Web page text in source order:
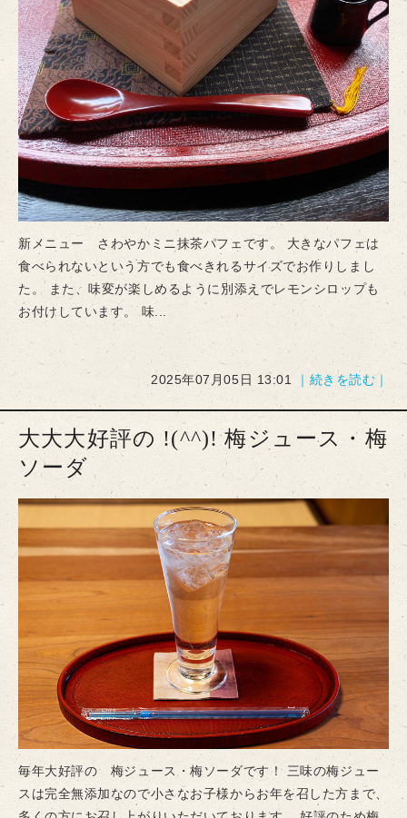
新メニュー さわやかミニ抹茶パフェです。 大きなパフェは
食べられないという方でも食べきれるサイズでお作りしまし
た。 また、味変が楽しめるように別添えでレモンシロップも
お付けしています。 味...
2025年07月05日 13:01 ｜続きを読む｜
大大大好評の !(^^)! 梅ジュース・梅
ソーダ
毎年大好評の 梅ジュース・梅ソーダです！ 三味の梅ジュー
スは完全無添加なので小さなお子様からお年を召した方まで、